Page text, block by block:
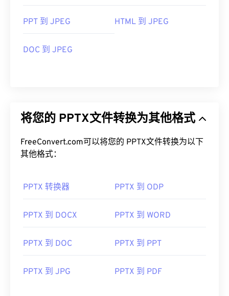
PPT 到 JPEG HTML 到 JPEG
DOC 到 JPEG
将您的 PPTX文件转换为其他格式
FreeConvert.com可以将您的 PPTX文件转换为以下
其他格式：
PPTX 转换器 PPTX 到 ODP
PPTX 到 DOCX PPTX 到 WORD
PPTX 到 DOC PPTX 到 PPT
PPTX 到 JPG PPTX 到 PDF